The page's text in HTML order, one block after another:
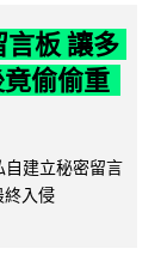
板 讓多
偷偷重
建立秘密留言
終入侵